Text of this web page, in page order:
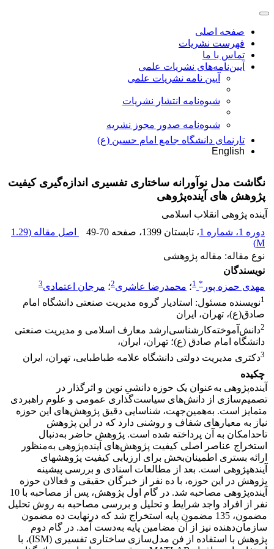
صفحه اصلی
فهرست نشریات
تماس با ما
آیین‌نامه‌های نشریات علمی
آیین نامه نشریات علمی
شیوه‌نامه انتشار نشریات
شیوهنامه صدور مجوز نشریه
تارنمای دانشگاه جامع امام حسین (ع)
English
نگاشت مدل نوآورانه ساختاری تفسیری اندازه‌گیری کیفیت
پژوهش‌ های آینده‌پژوهی
آینده پژوهی انقلاب اسلامی
دوره 1، شماره 1
، تابستان 1399 ، صفحه 49-70 اصل مقاله (1.29
M
)
نوع مقاله: مقاله پژوهشی
نویسندگان
مهدی حمزه پور *
1؛ محمدرضا عاشری2؛ مرجان اعتمادی3
1نویسنده مسئول: استادیار گروه مدیریت صنعتی دانشگاه امام
صادق(ع)، تهران، ایران
2دانش‌آموخته‌کارشناسی‌ارشد معارف اسلامی و مدیریت صنعتی
دانشگاه امام صادق (ع)؛ تهران، ایران،
3دکتری مدیریت دولتی دانشگاه علامه طباطبایی، تهران، ایران
چکیده
آینده‌پژوهی به‌عنوان یک حوزه دانشیِ نوین و اثرگذار در
تصمیم‌سازی از دانش‌های سیاست‌گذاری عمومی و علوم راهبردی
متمایز است. به‌همین‌جهت، شناسایی دقیق پژوهش‌های این حوزه
نیاز به معیارهای شفاف و روشنی دارد که در این پژوهش
تاحدامکان به آن پرداخته شده است. پژوهش حاضر به‌دنبال
استخراج عناصر اصلی کیفیت پژوهش‌های آینده‌پژوهی به‌منظور
ارائه بستری اطمینان‌بخش برای ارزیابی کیفیت پژوهش‏های
آینده‏پژوهی است. بعد از مطالعات اسنادی و بررسی پیشینه
پژوهش در این حوزه، با ده نفر از خبرگان حقیقی و فعالان حوزه
آینده‌پژوهی مصاحبه شد. در گام اول پژوهش، پس از مصاحبه با 10
نفر از افراد واجد شرایط و تحلیل و بررسی مصاحبه به روش تحلیل‌
مضمون، 135 مضمون پایه استخراج شد که درنهایت ده مضمون
سازمان‌دهنده نیز از آن مضامین پایه به‌دست آمد. در گام دوم
پژوهش با استفاده از فن مدل‌سازی ساختاری تفسیری (ISM)، با